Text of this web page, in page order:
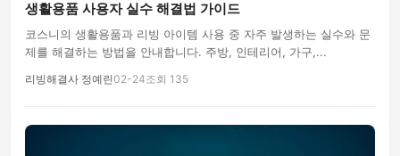
생활용품 사용자 실수 해결법 가이드
코스니의 생활용품과 리빙 아이템 사용 중 자주 발생하는 실수와 문
제를 해결하는 방법을 안내합니다. 주방, 인테리어, 가구,...
리빙해결사 정예린02-24조회 135